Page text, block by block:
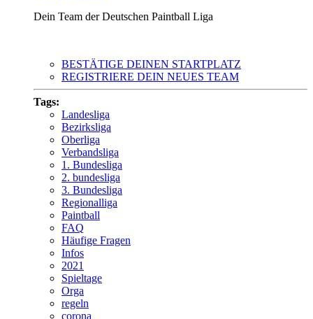
Dein Team der Deutschen Paintball Liga
BESTÄTIGE DEINEN STARTPLATZ
REGISTRIERE DEIN NEUES TEAM
Tags:
Landesliga
Bezirksliga
Oberliga
Verbandsliga
1. Bundesliga
2. bundesliga
3. Bundesliga
Regionalliga
Paintball
FAQ
Häufige Fragen
Infos
2021
Spieltage
Orga
regeln
corona